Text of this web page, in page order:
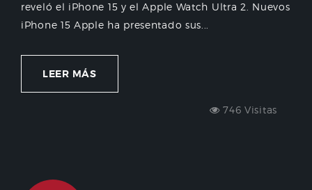
reveló el iPhone 15 y el Apple Watch Ultra 2. Nuevos
iPhone 15 Apple ha presentado sus...
LEER MÁS
746 Visitas